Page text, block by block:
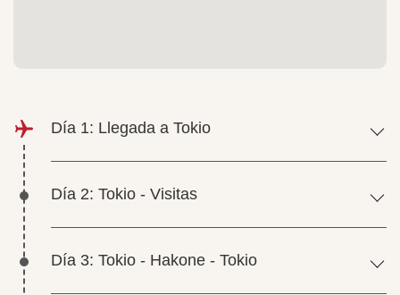
Día 1: Llegada a Tokio
Día 2: Tokio - Visitas
Día 3: Tokio - Hakone - Tokio